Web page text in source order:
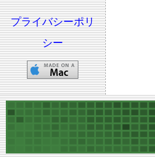
プライバシーポリ
シー